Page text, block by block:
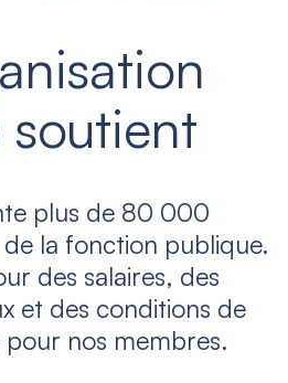
soutient
plus de 80 000
de la fonction publique.
des salaires, des
et des conditions de
nos membres.